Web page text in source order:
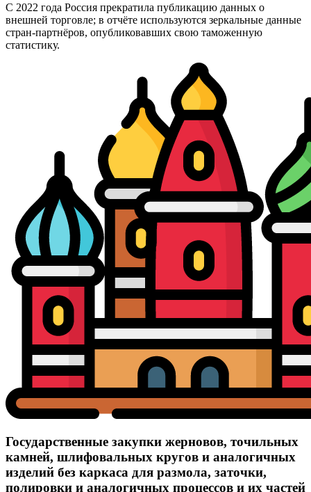
С 2022 года Россия прекратила публикацию данных о
внешней торговле; в отчёте используются зеркальные данные
стран-партнёров, опубликовавших свою таможенную
статистику.
Государственные закупки жерновов, точильных
камней, шлифовальных кругов и аналогичных
изделий без каркаса для размола, заточки,
полировки и аналогичных процессов и их частей